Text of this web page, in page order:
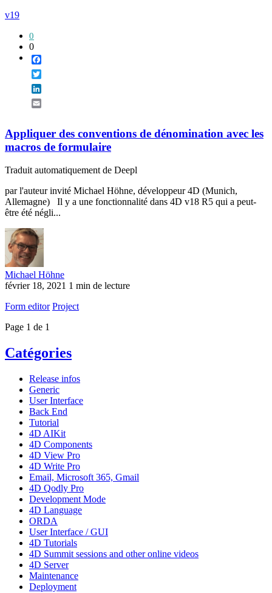
v19
0
0
Appliquer des conventions de dénomination avec les
macros de formulaire
Traduit automatiquement de Deepl
par l'auteur invité Michael Höhne, développeur 4D (Munich,
Allemagne) Il y a une fonctionnalité dans 4D v18 R5 qui a peut-
être été négli...
Michael Höhne
février 18, 2021 1 min de lecture
Form editor Project
Page 1 de 1
Catégories
Release infos
Generic
User Interface
Back End
Tutorial
4D AIKit
4D Components
4D View Pro
4D Write Pro
Email, Microsoft 365, Gmail
4D Qodly Pro
Development Mode
4D Language
ORDA
User Interface / GUI
4D Tutorials
4D Summit sessions and other online videos
4D Server
Maintenance
Deployment